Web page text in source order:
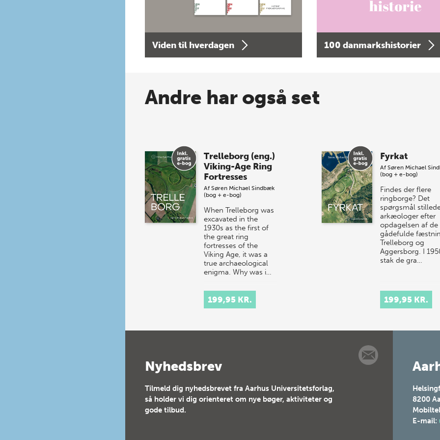
Viden til hverdagen 100 danmarkshistorier
Andre har også set
Trelleborg (eng.)
Viking-Age Ring
Fortresses
Af Søren Michael Sindbæk
(bog + e-bog)
When Trelleborg was
excavated in the
1930s as the first of
the great ring
fortresses of the
Viking Age, it was a
true archaeological
enigma. Why was i…
199,95 KR.
Fyrkat
Af Søren Michael
(bog + e-bog)
Findes der flere
ringborge? Det
spørgsmål
arkæologer efter
opdagelsen af de
gådefulde
Trelleborg og
Aggersborg. I
stak de gra…
199,95 KR.
Nyhedsbrev
Tilmeld dig nyhedsbrevet fra Aarhus Universitetsforlag,
så holder vi dig orienteret om nye bøger, aktiviteter og
gode tilbud.
8200
E-mail: